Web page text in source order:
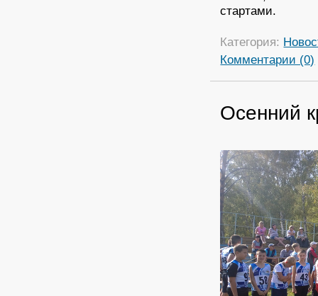
стартами.
Категория:
Комментарии (0)
Осенний